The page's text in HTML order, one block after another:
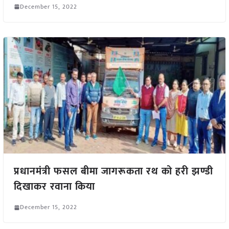
December 15, 2022
प्रधानमंत्री फसल बीमा जागरूकता रथ को हरी झण्डी
दिखाकर रवाना किया
December 15, 2022